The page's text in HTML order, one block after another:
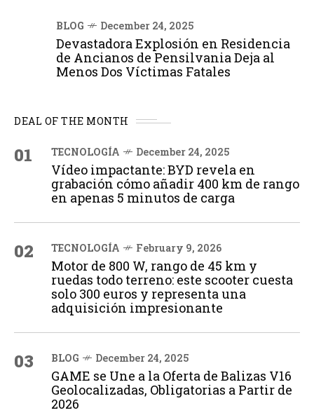
BLOG December 24, 2025
Devastadora Explosión en Residencia
de Ancianos de Pensilvania Deja al
Menos Dos Víctimas Fatales
DEAL OF THE MONTH
01 TECNOLOGÍA December 24, 2025
Vídeo impactante: BYD revela en
grabación cómo añadir 400 km de rango
en apenas 5 minutos de carga
02 TECNOLOGÍA February 9, 2026
Motor de 800 W, rango de 45 km y
ruedas todo terreno: este scooter cuesta
solo 300 euros y representa una
adquisición impresionante
03 BLOG December 24, 2025
GAME se Une a la Oferta de Balizas V16
Geolocalizadas, Obligatorias a Partir de
2026